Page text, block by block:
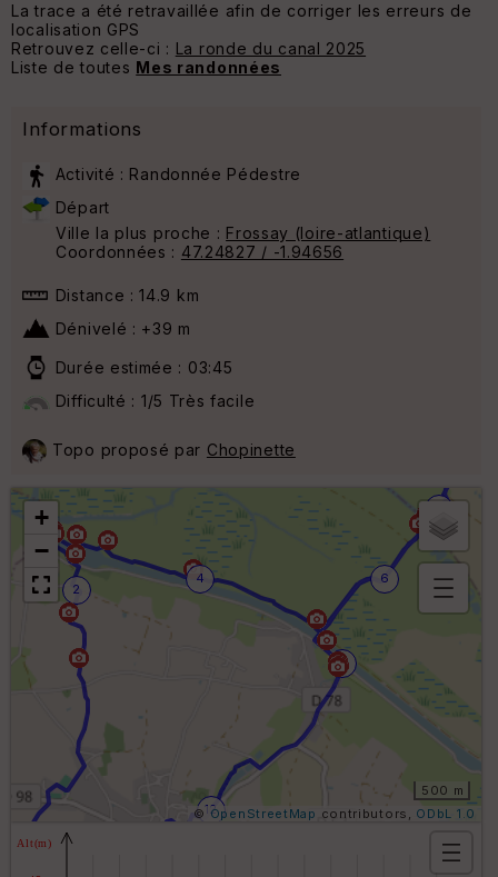
La trace a été retravaillée afin de corriger les erreurs de
localisation GPS
Retrouvez celle-ci : La ronde du canal 2025
Liste de toutes Mes randonnées
Informations
Activité : Randonnée Pédestre
Départ
Ville la plus proche : Frossay (loire-atlantique)
Coordonnées : 47.24827 / -1.94656
Distance : 14.9 km
Dénivelé : +39 m
Durée estimée : 03:45
Difficulté : 1/5 Très facile
Topo proposé par Chopinette
2
4 6
10
12
14
+
−
B
e
s
ki
lo
m
ri
q
e
s
500 m
© OpenStreetMap contributors, ODbL 1.0